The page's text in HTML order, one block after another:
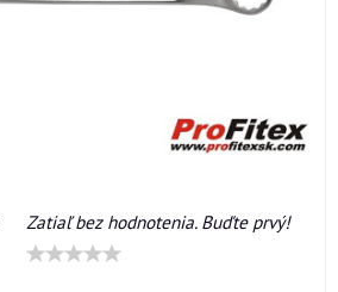
Zatiaľ bez hodnotenia. Buďte prvý!